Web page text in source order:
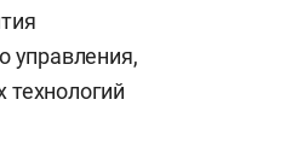
управления,